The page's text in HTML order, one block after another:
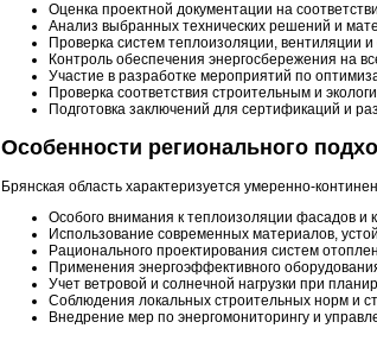
Оценка проектной документации на
Анализ выбранных технических решений и
Проверка систем теплоизоляции, вентиляции
Контроль обеспечения энергосбережения на
Участие в разработке мероприятий по
Проверка соответствия строительным и
Подготовка заключений для сертификаций и
Особенности регионального
Брянская область характеризуется умеренно-
Особого внимания к теплоизоляции фасадов и
Использование современных материалов,
Рационального проектирования систем
Применения энергоэффективного
Учет ветровой и солнечной нагрузки при
Соблюдения локальных строительных норм и
Внедрение мер по энергомониторингу и